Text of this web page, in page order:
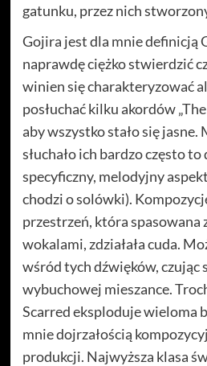
gatunku, przez nich
Gojira jest dla mnie definicją
naprawdę ciężko stwierdzić
winien się charakteryzować
posłuchać kilku akordów
aby wszystko stało się jasne.
słuchało ich bardzo często
specyficzny, melodyjny
chodzi o solówki).
przestrzeń, która spasowana
wokalami, zdziałała cuda.
wśród tych dźwięków, czując
wybuchowej mieszance.
Scarred eksploduje wieloma
mnie dojrzałością
produkcji. Najwyższa klasa